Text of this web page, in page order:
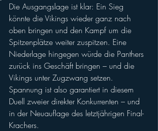
Die Ausgangslage ist klar: Ein Sieg
könnte die Vikings wieder ganz nach
oben bringen und den Kampf um die
Spitzenplätze weiter zuspitzen. Eine
Niederlage hingegen würde die Panthers
zurück ins Geschäft bringen – und die
Vikings unter Zugzwang setzen.
Spannung ist also garantiert in diesem
Duell zweier direkter Konkurrenten – und
in der Neuauflage des letztjährigen Final-
Krachers.